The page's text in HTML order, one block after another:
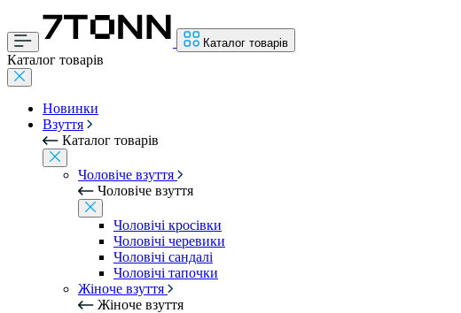
Каталог товарів
Каталог товарів
Новинки
Взуття
Каталог товарів
Чоловіче взуття
Чоловіче взуття
Чоловічі кросівки
Чоловічі черевики
Чоловічі сандалі
Чоловічі тапочки
Жіноче взуття
Жіноче взуття